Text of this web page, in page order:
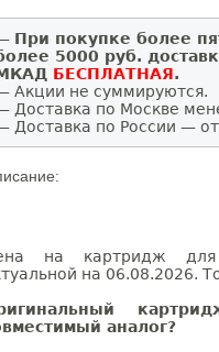
При покупке более
5000 руб.
БЕСПЛАТНАЯ.
Акции не суммируются.
Доставка по Москве
Доставка по России —
на картридж для
на 06.08.2026.
аналог?